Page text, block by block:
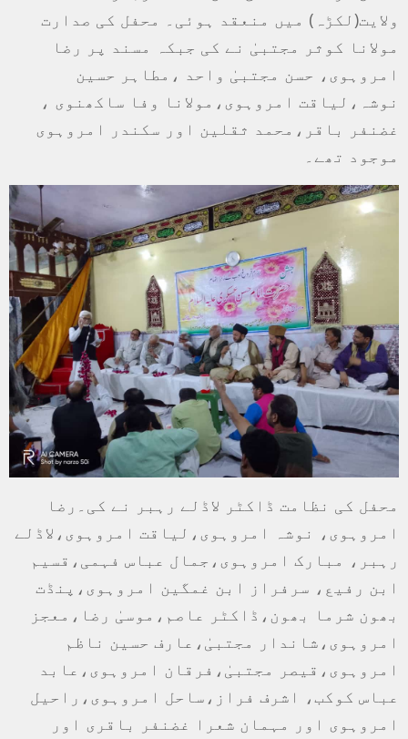
ولایت(لکڑہ) میں منعقد ہوئی۔ محفل کی صدارت
مولانا کوثر مجتبیٰ نے کی جبکہ مسند پر رضا
امروہوی، حسن مجتبیٰ واحد ،مطاہر حسین
نوشہ،لیاقت امروہوی،مولانا وفا ساکھنوی ،
غضنفر باقر،محمد ثقلین اور سکندر امروہوی
موجود تھے۔
محفل کی نظامت ڈاکٹر لاڈلے رہبر نے کی۔رضا
امروہوی، نوشہ امروہوی،لیاقت امروہوی،لاڈلے
رہبر، مبارک امروہوی،جمال عباس فہمی،قسیم
ابن رفیع، سرفراز ابن غمگین امروہوی،پنڈت
بھون شرما بھون،ڈاکٹر عاصم،موسیٰ رضا،معجز
امروہوی،شاندار مجتبیٰ،عارف حسین ناظم
امروہوی،قیصر مجتبیٰ،فرقان امروہوی،عابد
عباس کوکب، اشرف فراز،ساحل امروہوی،راحیل
امروہوی اور مہمان شعرا غضنفر باقری اور